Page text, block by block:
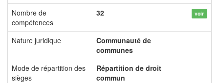
Nombre de
compétences
32 voir
Nature juridique
Communauté de
communes
Mode de répartition des
sièges
Répartition de droit
commun